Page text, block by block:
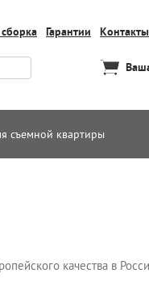
Гарантии Контакты
съемной квартиры
качества в